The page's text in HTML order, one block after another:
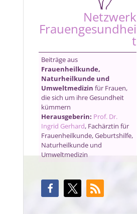
Netzwerk
Frauengesundhei
t
Beiträge aus
Frauenheilkunde,
Naturheilkunde und
Umweltmedizin für Frauen,
die sich um ihre Gesundheit
kümmern
Herausgeberin: Prof. Dr.
Ingrid Gerhard, Fachärztin für
Frauenheilkunde, Geburtshilfe,
Naturheilkunde und
Umweltmedizin